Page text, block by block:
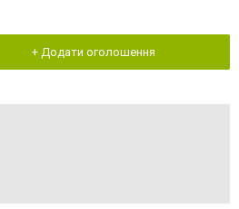
+ Додати оголошення